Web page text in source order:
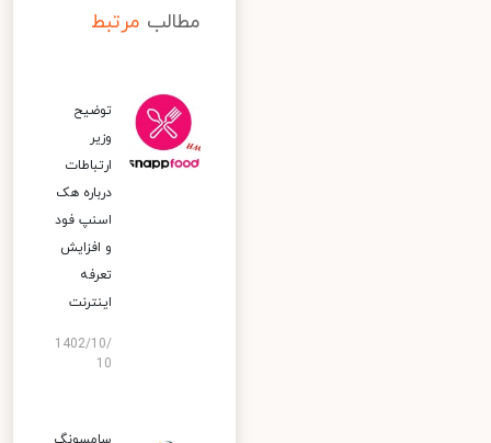
مطالب مرتبط
توضیح
وزیر
ارتباطات
درباره هک
اسنپ‌ فود
و افزایش
تعرفه
اینترنت
1402/10/
10